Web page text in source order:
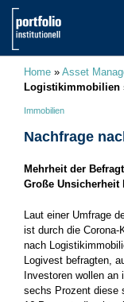
Home » Asset
Logistikimmobilien
Immobilien
Nachfrage
Mehrheit der
Große
Laut einer Umfrage
ist durch die Corona-
nach
Logivest befragten,
Investoren wollen an
sechs Prozent diese